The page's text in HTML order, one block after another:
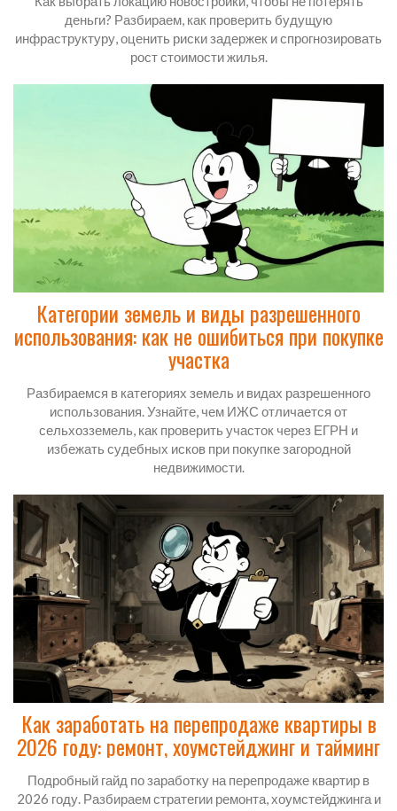
деньги? Разбираем, как проверить будущую
инфраструктуру, оценить риски задержек и спрогнозировать
рост стоимости жилья.
Категории земель и виды разрешенного
использования: как не ошибиться при покупке
участка
Разбираемся в категориях земель и видах разрешенного
использования. Узнайте, чем ИЖС отличается от
сельхозземель, как проверить участок через ЕГРН и
избежать судебных исков при покупке загородной
недвижимости.
Как заработать на перепродаже квартиры в
2026 году: ремонт, хоумстейджинг и тайминг
Подробный гайд по заработку на перепродаже квартир в
2026 году. Разбираем стратегии ремонта, хоумстейджинга и